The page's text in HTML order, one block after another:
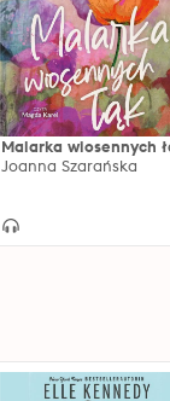
Malarka wiosennych
Joanna Szarańska